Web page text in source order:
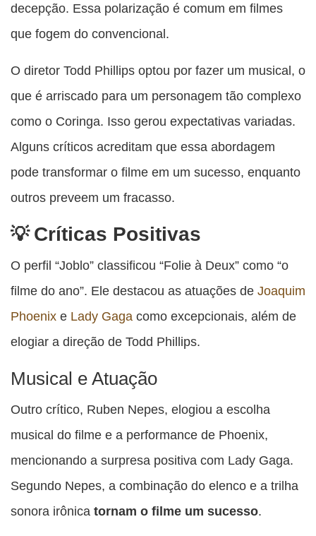
decepção. Essa polarização é comum em filmes
que fogem do convencional.
O diretor Todd Phillips optou por fazer um musical, o
que é arriscado para um personagem tão complexo
como o Coringa. Isso gerou expectativas variadas.
Alguns críticos acreditam que essa abordagem
pode transformar o filme em um sucesso, enquanto
outros preveem um fracasso.
Críticas Positivas
O perfil “Joblo” classificou “Folie à Deux” como “o
filme do ano”. Ele destacou as atuações de Joaquim
Phoenix e Lady Gaga como excepcionais, além de
elogiar a direção de Todd Phillips.
Musical e Atuação
Outro crítico, Ruben Nepes, elogiou a escolha
musical do filme e a performance de Phoenix,
mencionando a surpresa positiva com Lady Gaga.
Segundo Nepes, a combinação do elenco e a trilha
sonora irônica tornam o filme um sucesso.